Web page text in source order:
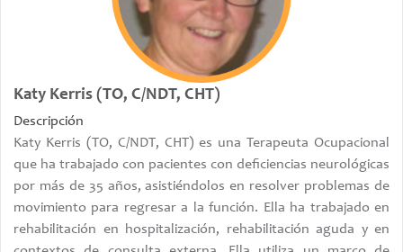
Katy Kerris (TO, C/NDT, CHT)
Descripción
Katy Kerris (TO, C/NDT, CHT) es una Terapeuta Ocupacional
que ha trabajado con pacientes con deficiencias neurológicas
por más de 35 años, asistiéndolos en resolver problemas de
movimiento para regresar a la función. Ella ha trabajado en
rehabilitación en hospitalización, rehabilitación aguda y en